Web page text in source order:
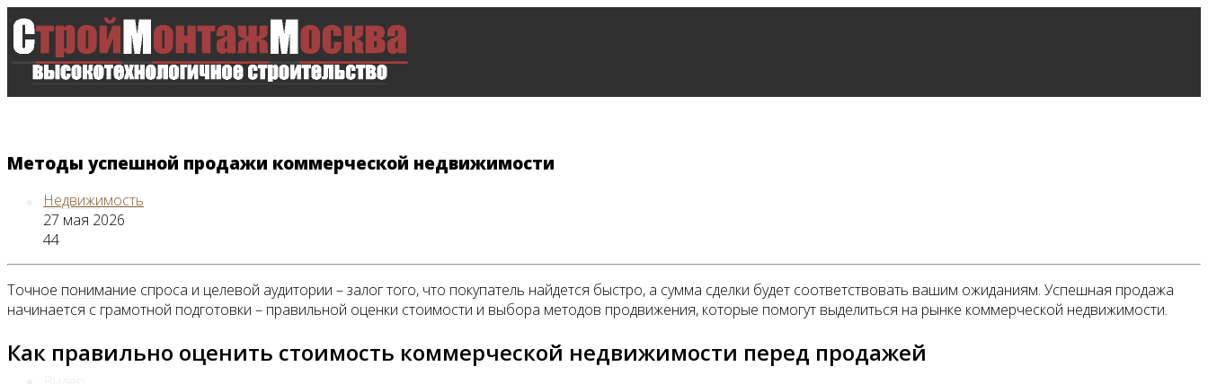
Главная
Все новости
Методы успешной продажи коммерческой недвижимости
Недвижимость
27 мая 2026
44
Точное понимание спроса и целевой аудитории – залог того, что покупатель найдется быстро, а сумма сделки будет соответствовать вашим ожиданиям. Успешная продажа
начинается с грамотной подготовки – правильной оценки стоимости и выбора методов продвижения, которые помогут выделиться на рынке коммерческой недвижимости.
Как правильно оценить стоимость коммерческой недвижимости перед продажей